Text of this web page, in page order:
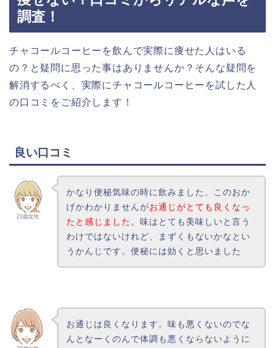
調査！
チャコールコーヒーを飲んで実際に痩せた人はいる
の？と疑問に思った事はありませんか？そんな疑問を
解消するべく、実際にチャコールコーヒーを試した人
の口コミをご紹介します！
良い口コミ
23歳女性
かなり便秘気味の時に飲みました。このおか
げかわかりませんがお通じがとても良くなっ
たと感じました。 味はとても美味しいと言う
わけではないけれど、まずくもないかなとい
うかんじです。便秘には効くと思いました
お通じは良くなります。味も悪くないのでな
んとなーくのんで体調も悪くならないように